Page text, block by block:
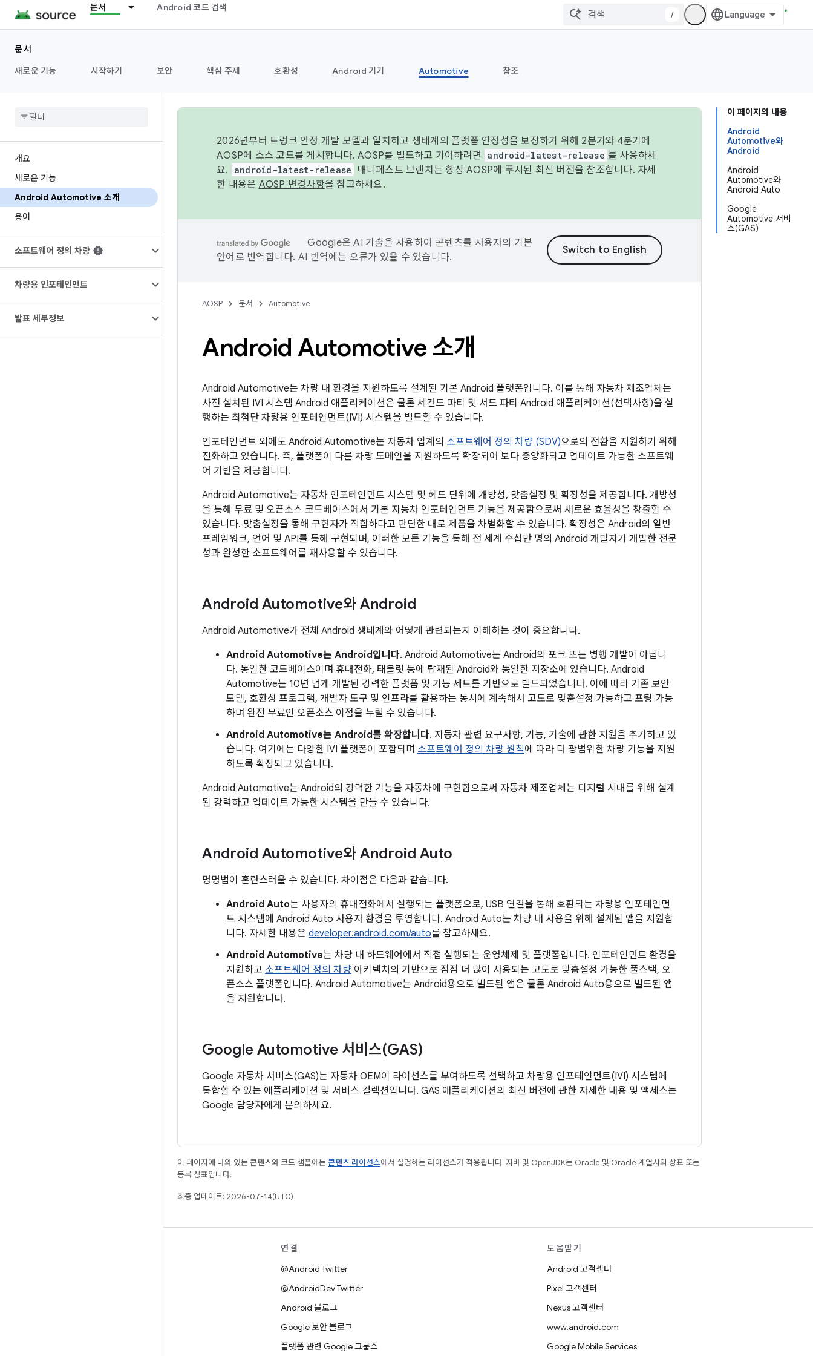
문서 Android 코드 검색
/
문서
새로운 기능
시작하기 보안 핵심 주제 호환성 Android 기기 Automotive 참조
개요
새로운 기능
Android Automotive 소개
용어
소프트웨어 정의 차량
차량용 인포테인먼트
발표 세부정보
이 페이지의 내용
Android
Automotive와
Android
Android
Automotive와
Android Auto
Google
Automotive 서비
스(GAS)
2026년부터 트렁크 안정 개발 모델과 일치하고 생태계의 플랫폼 안정성을 보장하기 위해 2분기와 4분기에
AOSP에 소스 코드를 게시합니다. AOSP를 빌드하고 기여하려면
android-latest-release 를 사용하세
요.
android-latest-release
매니페스트 브랜치는 항상 AOSP에 푸시된 최신 버전을 참조합니다. 자세
한 내용은 AOSP 변경사항을 참고하세요.
Google은 AI 기술을 사용하여 콘텐츠를 사용자의 기본
언어로 번역합니다. AI 번역에는 오류가 있을 수 있습니다.
AOSP 문서 Automotive
Android Automotive 소개
Android Automotive는 차량 내 환경을 지원하도록 설계된 기본 Android 플랫폼입니다. 이를 통해 자동차 제조업체는
사전 설치된 IVI 시스템 Android 애플리케이션은 물론 세컨드 파티 및 서드 파티 Android 애플리케이션(선택사항)을 실
행하는 최첨단 차량용 인포테인먼트(IVI) 시스템을 빌드할 수 있습니다.
인포테인먼트 외에도 Android Automotive는 자동차 업계의 소프트웨어 정의 차량 (SDV)으로의 전환을 지원하기 위해
진화하고 있습니다. 즉, 플랫폼이 다른 차량 도메인을 지원하도록 확장되어 보다 중앙화되고 업데이트 가능한 소프트웨
어 기반을 제공합니다.
Android Automotive는 자동차 인포테인먼트 시스템 및 헤드 단위에 개방성, 맞춤설정 및 확장성을 제공합니다. 개방성
을 통해 무료 및 오픈소스 코드베이스에서 기본 자동차 인포테인먼트 기능을 제공함으로써 새로운 효율성을 창출할 수
있습니다. 맞춤설정을 통해 구현자가 적합하다고 판단한 대로 제품을 차별화할 수 있습니다. 확장성은 Android의 일반
프레임워크, 언어 및 API를 통해 구현되며, 이러한 모든 기능을 통해 전 세계 수십만 명의 Android 개발자가 개발한 전문
성과 완성한 소프트웨어를 재사용할 수 있습니다.
Android Automotive와 Android
Android Automotive가 전체 Android 생태계와 어떻게 관련되는지 이해하는 것이 중요합니다.
Android Automotive는 Android입니다. Android Automotive는 Android의 포크 또는 병행 개발이 아닙니
다. 동일한 코드베이스이며 휴대전화, 태블릿 등에 탑재된 Android와 동일한 저장소에 있습니다. Android
Automotive는 10년 넘게 개발된 강력한 플랫폼 및 기능 세트를 기반으로 빌드되었습니다. 이에 따라 기존 보안
모델, 호환성 프로그램, 개발자 도구 및 인프라를 활용하는 동시에 계속해서 고도로 맞춤설정 가능하고 포팅 가능
하며 완전 무료인 오픈소스 이점을 누릴 수 있습니다.
Android Automotive는 Android를 확장합니다. 자동차 관련 요구사항, 기능, 기술에 관한 지원을 추가하고 있
습니다. 여기에는 다양한 IVI 플랫폼이 포함되며 소프트웨어 정의 차량 원칙에 따라 더 광범위한 차량 기능을 지원
하도록 확장되고 있습니다.
Android Automotive는 Android의 강력한 기능을 자동차에 구현함으로써 자동차 제조업체는 디지털 시대를 위해 설계
된 강력하고 업데이트 가능한 시스템을 만들 수 있습니다.
Android Automotive와 Android Auto
명명법이 혼란스러울 수 있습니다. 차이점은 다음과 같습니다.
Android Auto는 사용자의 휴대전화에서 실행되는 플랫폼으로, USB 연결을 통해 호환되는 차량용 인포테인먼
트 시스템에 Android Auto 사용자 환경을 투영합니다. Android Auto는 차량 내 사용을 위해 설계된 앱을 지원합
니다. 자세한 내용은 developer.android.com/auto를 참고하세요.
Android Automotive는 차량 내 하드웨어에서 직접 실행되는 운영체제 및 플랫폼입니다. 인포테인먼트 환경을
지원하고 소프트웨어 정의 차량 아키텍처의 기반으로 점점 더 많이 사용되는 고도로 맞춤설정 가능한 풀스택, 오
픈소스 플랫폼입니다. Android Automotive는 Android용으로 빌드된 앱은 물론 Android Auto용으로 빌드된 앱
을 지원합니다.
Google Automotive 서비스(GAS)
Google 자동차 서비스(GAS)는 자동차 OEM이 라이선스를 부여하도록 선택하고 차량용 인포테인먼트(IVI) 시스템에
통합할 수 있는 애플리케이션 및 서비스 컬렉션입니다. GAS 애플리케이션의 최신 버전에 관한 자세한 내용 및 액세스는
Google 담당자에게 문의하세요.
이 페이지에 나와 있는 콘텐츠와 코드 샘플에는 콘텐츠 라이선스에서 설명하는 라이선스가 적용됩니다. 자바 및 OpenJDK는 Oracle 및 Oracle 계열사의 상표 또는
등록 상표입니다.
최종 업데이트: 2026-07-14(UTC)
연결
@Android Twitter
@AndroidDev Twitter
Android 블로그
Google 보안 블로그
플랫폼 관련 Google 그룹스
도움받기
Android 고객센터
Pixel 고객센터
Nexus 고객센터
www.android.com
Google Mobile Services